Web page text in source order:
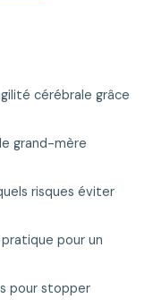
cérébrale grâce
grand-mère
risques éviter
pour un
pour stopper